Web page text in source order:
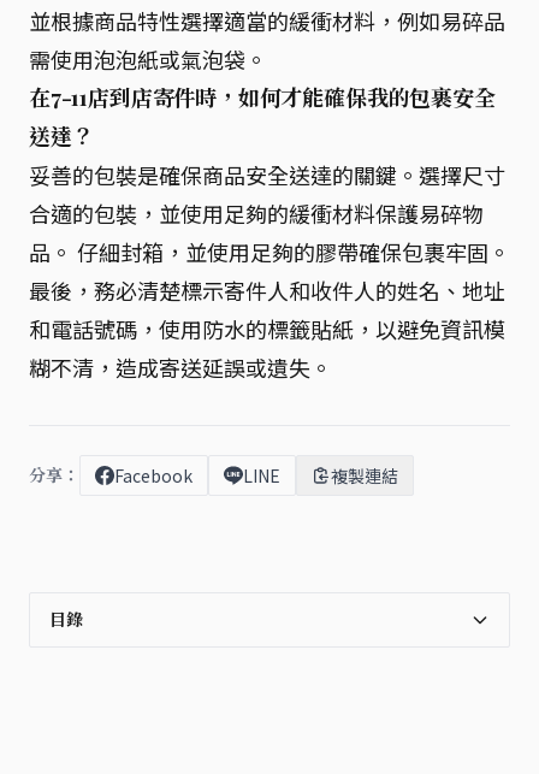
並根據商品特性選擇適當的緩衝材料，例如易碎品
需使用泡泡紙或氣泡袋。
在7-11店到店寄件時，如何才能確保我的包裹安全
送達？
妥善的包裝是確保商品安全送達的關鍵。選擇尺寸
合適的包裝，並使用足夠的緩衝材料保護易碎物
品。 仔細封箱，並使用足夠的膠帶確保包裹牢固。
最後，務必清楚標示寄件人和收件人的姓名、地址
和電話號碼，使用防水的標籤貼紙，以避免資訊模
糊不清，造成寄送延誤或遺失。
分享： Facebook LINE 複製連結
目錄